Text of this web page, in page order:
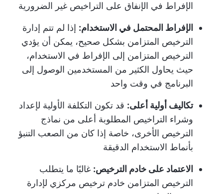
الإفراط في الإنفاق على التراخيص غير الضرورية
الإفراط المحتمل في الاستخدام: إذا لم تتم إدارة
الترخيص المتزامن بشكل صحيح، يمكن أن يؤدي
الترخيص المتزامن إلى الإفراط في الاستخدام،
حيث يحاول الكثير من المستخدمين الوصول إلى
البرنامج في وقت واحد
تكاليف أولية أعلى: قد تكون التكلفة الأولية لإعداد
وشراء التراخيص المطلوبة أعلى من نماذج
الترخيص الأخرى، خاصة إذا كان من الصعب التنبؤ
بأنماط الاستخدام الدقيقة
الاعتماد على خادم الترخيص: غالبًا ما يتطلب
الترخيص المتزامن خادم ترخيص مركزي لإدارة